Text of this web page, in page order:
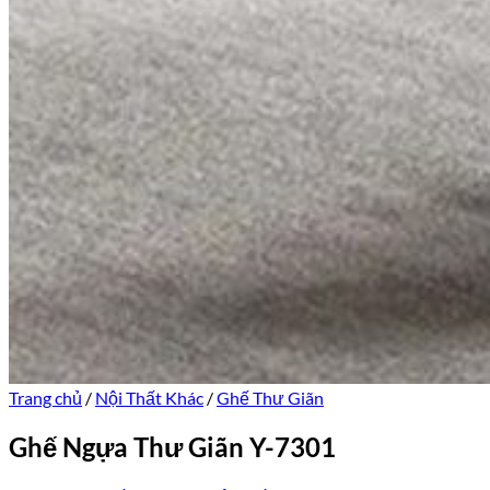
Trang chủ / Nội Thất Khác /Ghế Thư Giãn
Ghế Ngựa Thư Giãn Y-7301